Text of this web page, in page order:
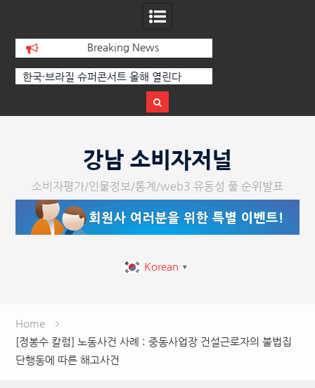
Breaking News
한국·브라질 슈퍼콘서트 올해 열린다
강남 소비자저널
소비자평가/인물정보/통계/web3 유동성 풀 순위발표
Korean ▼
Home
[정봉수 칼럼] 노동사건 사례 : 중동사업장 건설근로자의 불법집
단행동에 따른 해고사건